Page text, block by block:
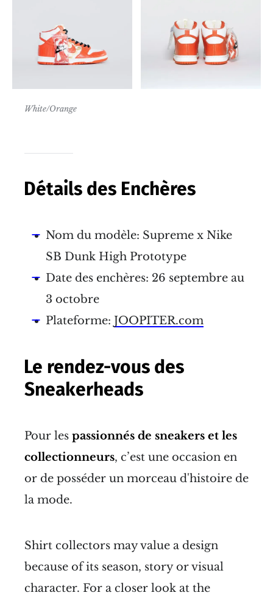
White/Orange
Détails des Enchères
Nom du modèle: Supreme x Nike
SB Dunk High Prototype
Date des enchères: 26 septembre au
3 octobre
Plateforme: JOOPITER.com
Le rendez-vous des
Sneakerheads
Pour les passionnés de sneakers et les
collectionneurs, c’est une occasion en
or de posséder un morceau d'histoire de
la mode.
Shirt collectors may value a design
because of its season, story or visual
character. For a closer look at the